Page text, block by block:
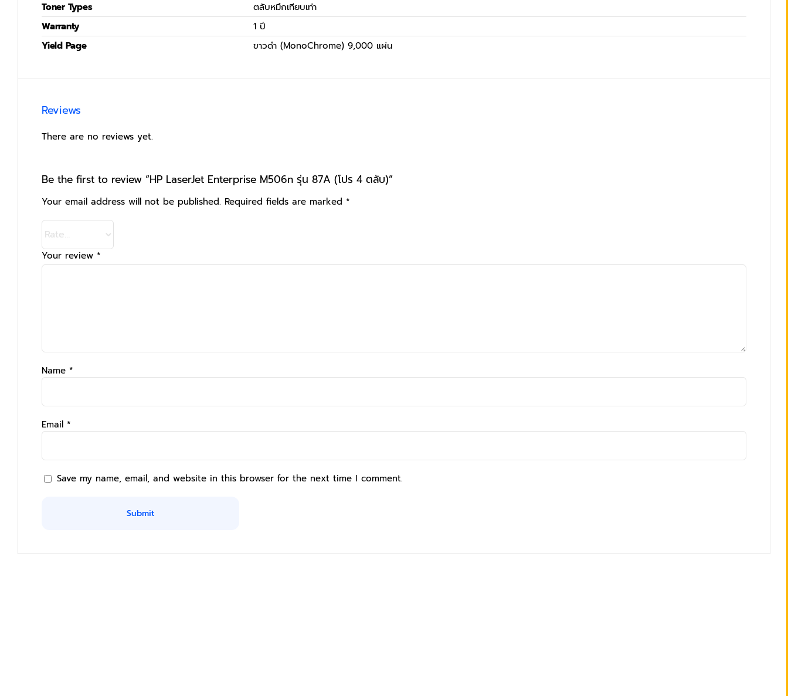
Toner Types
ตลับหมึกเทียบเท่า
Warranty
1 ปี
Yield Page
ขาวดำ (MonoChrome) 9,000 แผ่น
Reviews
There are no reviews yet.
Be the first to review “HP LaserJet Enterprise M506n รุ่น 87A (โปร 4 ตลับ)”
Your email address will not be published. Required fields are marked *
Your review *
Name *
Email *
Save my name, email, and website in this browser for the next time I comment.